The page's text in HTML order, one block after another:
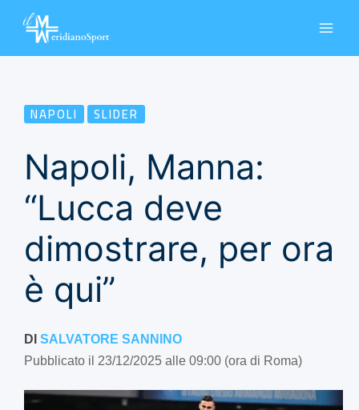
NAPOLI SLIDER
Napoli, Manna:
“Lucca deve
dimostrare, per ora
è qui”
DI SALVATORE SANNINO
Pubblicato il 23/12/2025 alle 09:00 (ora di Roma)